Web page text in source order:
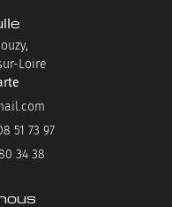
Loire
51 73 97
34 38